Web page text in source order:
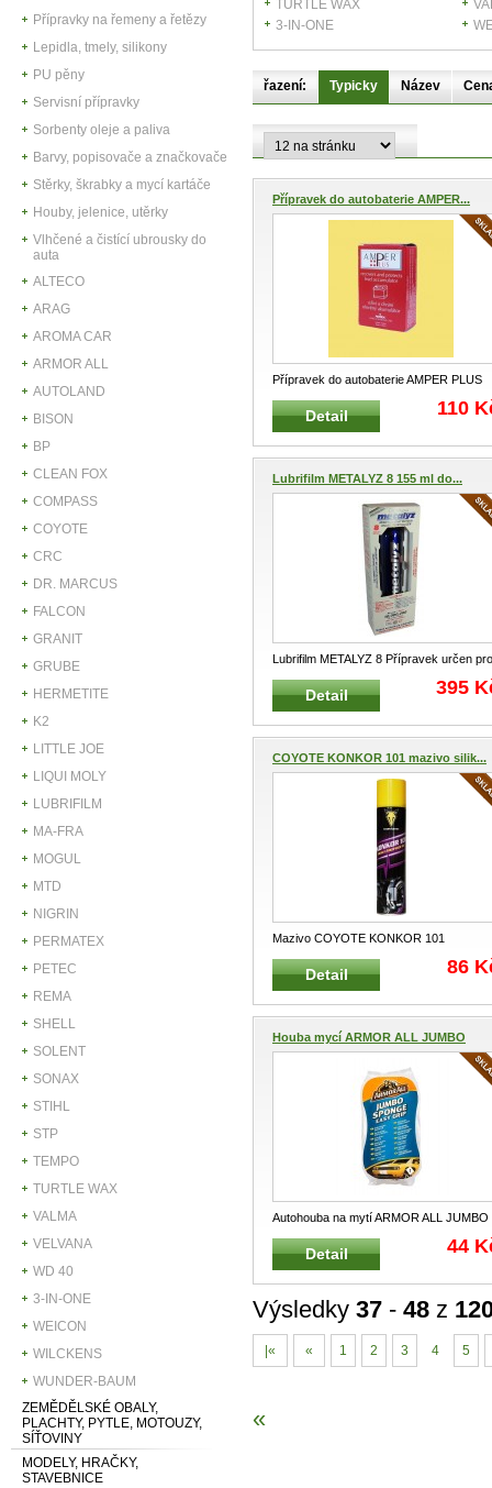
Přípravky na řemeny a řetězy
Lepidla, tmely, silikony
PU pěny
Servisní přípravky
Sorbenty oleje a paliva
Barvy, popisovače a značkovače
Stěrky, škrabky a mycí kartáče
Houby, jelenice, utěrky
Vlhčené a čistící ubrousky do
auta
ALTECO
ARAG
AROMA CAR
ARMOR ALL
AUTOLAND
BISON
BP
CLEAN FOX
COMPASS
COYOTE
CRC
DR. MARCUS
FALCON
GRANIT
GRUBE
HERMETITE
K2
LITTLE JOE
LIQUI MOLY
LUBRIFILM
MA-FRA
MOGUL
MTD
NIGRIN
PERMATEX
PETEC
REMA
SHELL
SOLENT
SONAX
STIHL
STP
TEMPO
TURTLE WAX
VALMA
VELVANA
WD 40
3-IN-ONE
WEICON
WILCKENS
WUNDER-BAUM
ZEMĚDĚLSKÉ OBALY,
PLACHTY, PYTLE, MOTOUZY,
SÍŤOVINY
MODELY, HRAČKY,
STAVEBNICE
TURTLE WAX
3-IN-ONE
řazení: Typicky Název
Přípravek do autobaterie AMPER...
Přípravek do autobaterie AMPER PLUS
Amper plus je určen k preventivní
Detail 110
Lubrifilm METALYZ 8 155 ml do...
Lubrifilm METALYZ 8 Přípravek určen pro
ochranu součástí pokovením u
Detail 395
COYOTE KONKOR 101 mazivo silik...
Mazivo COYOTE KONKOR 101
silikonové spray 400 ml Mazivo a
konzervační...
Detail 86
Houba mycí ARMOR ALL JUMBO
SPO...
Autohouba na mytí ARMOR ALL JUMBO
SPONGE Univerzální mycí houba s vyn
Detail 44
Výsledky 37 - 48 z
|« « 1 2 3 4 5
«